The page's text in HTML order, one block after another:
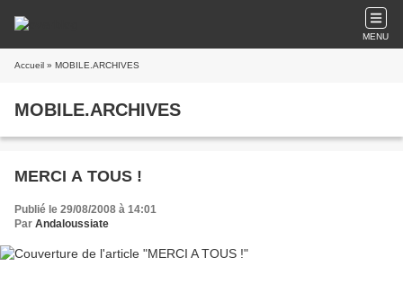
MENU
Accueil » MOBILE.ARCHIVES
MOBILE.ARCHIVES
MERCI A TOUS !
Publié le 29/08/2008 à 14:01
Par Andaloussiate